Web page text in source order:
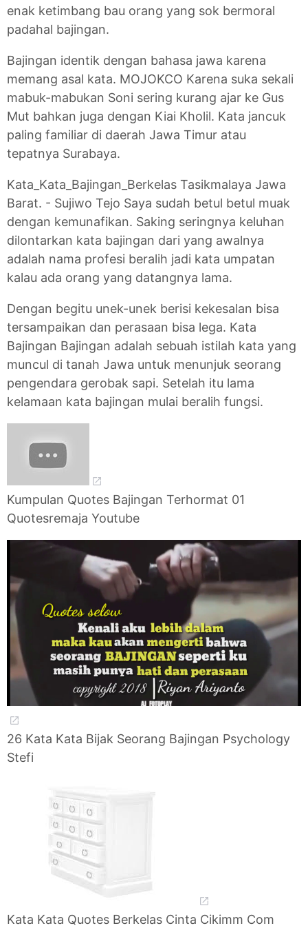
enak ketimbang bau orang yang sok bermoral
padahal bajingan.
Bajingan identik dengan bahasa jawa karena
memang asal kata. MOJOKCO Karena suka sekali
mabuk-mabukan Soni sering kurang ajar ke Gus
Mut bahkan juga dengan Kiai Kholil. Kata jancuk
paling familiar di daerah Jawa Timur atau
tepatnya Surabaya.
Kata_Kata_Bajingan_Berkelas Tasikmalaya Jawa
Barat. - Sujiwo Tejo Saya sudah betul betul muak
dengan kemunafikan. Saking seringnya keluhan
dilontarkan kata bajingan dari yang awalnya
adalah nama profesi beralih jadi kata umpatan
kalau ada orang yang datangnya lama.
Dengan begitu unek-unek berisi kekesalan bisa
tersampaikan dan perasaan bisa lega. Kata
Bajingan Bajingan adalah sebuah istilah kata yang
muncul di tanah Jawa untuk menunjuk seorang
pengendara gerobak sapi. Setelah itu lama
kelamaan kata bajingan mulai beralih fungsi.
Kumpulan Quotes Bajingan Terhormat 01
Quotesremaja Youtube
26 Kata Kata Bijak Seorang Bajingan Psychology
Stefi
Kata Kata Quotes Berkelas Cinta Cikimm Com